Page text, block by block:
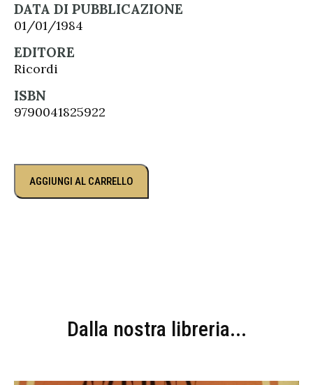
DATA DI PUBBLICAZIONE
01/01/1984
EDITORE
Ricordi
ISBN
9790041825922
AGGIUNGI AL CARRELLO
Dalla nostra libreria...